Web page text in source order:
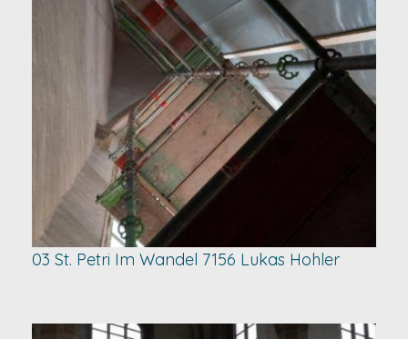
03 St. Petri Im Wandel 7156 Lukas Hohler